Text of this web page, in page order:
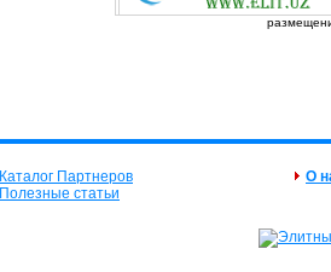
Каталог Партнеров
Полезные статьи
О